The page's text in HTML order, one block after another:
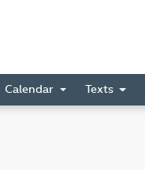
Calendar Texts